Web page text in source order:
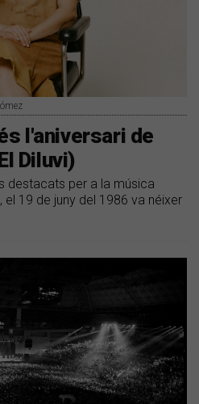
l'aniversari de
Diluvi)
destacats per a la música
19 de juny del 1986 va néixer